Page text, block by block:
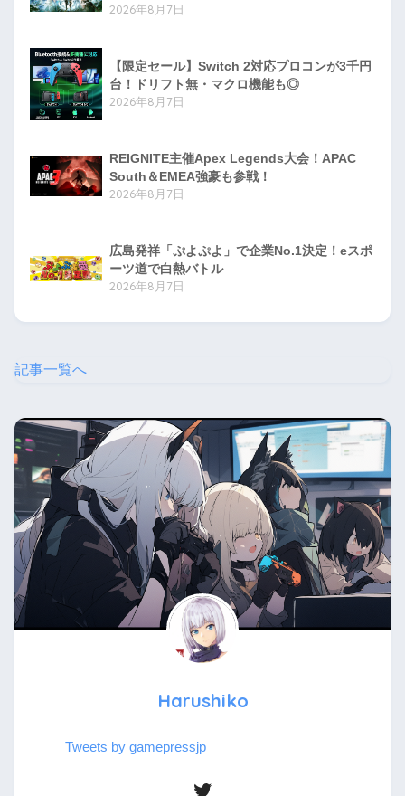
2026年8月7日
【限定セール】Switch 2対応プロコンが3千円
台！ドリフト無・マクロ機能も◎
2026年8月7日
REIGNITE主催Apex Legends大会！APAC
South＆EMEA強豪も参戦！
2026年8月7日
広島発祥「ぷよぷよ」で企業No.1決定！eスポ
ーツ道で白熱バトル
2026年8月7日
記事一覧へ
Harushiko
Tweets by gamepressjp